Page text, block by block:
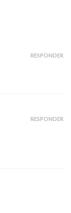
RESPONDER
RESPONDER